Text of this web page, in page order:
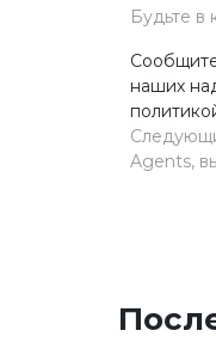
Будьте в
наших
Agents,